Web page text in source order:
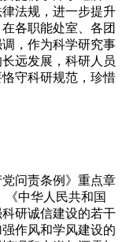
法规，进一步提升
各职能处室、各团
，作为科学研究事
远发展，科研人员
守科研规范，珍惜
问责条例》重点章
《中华人民共和国
研诚信建设的若干
作风和学风建设的